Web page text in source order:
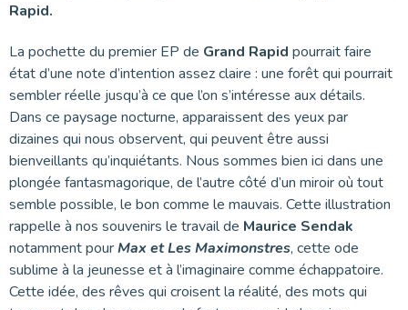
Rapid.
La pochette du premier EP de Grand Rapid pourrait faire
état d’une note d’intention assez claire : une forêt qui pourrait
sembler réelle jusqu’à ce que l’on s’intéresse aux détails.
Dans ce paysage nocturne, apparaissent des yeux par
dizaines qui nous observent, qui peuvent être aussi
bienveillants qu’inquiétants. Nous sommes bien ici dans une
plongée fantasmagorique, de l’autre côté d’un miroir où tout
semble possible, le bon comme le mauvais. Cette illustration
rappelle à nos souvenirs le travail de Maurice Sendak
notamment pourMax et Les Maximonstres, cette ode
sublime à la jeunesse et à l’imaginaire comme échappatoire.
Cette idée, des rêves qui croisent la réalité, des mots qui